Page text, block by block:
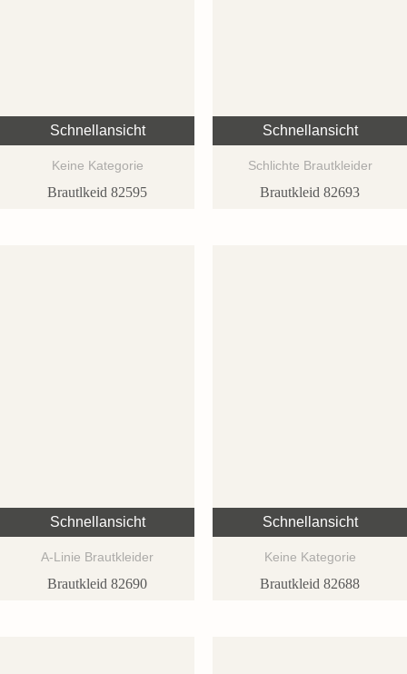
Schnellansicht
Keine Kategorie
Brautlkeid 82595
Schnellansicht
Schlichte Brautkleider
Brautkleid 82693
Schnellansicht
A-Linie Brautkleider
Brautkleid 82690
Schnellansicht
Keine Kategorie
Brautkleid 82688